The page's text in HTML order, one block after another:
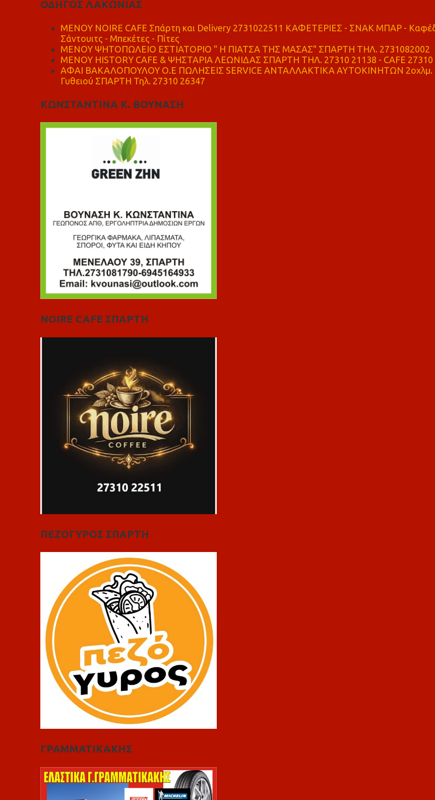
ΟΔΗΓΟΣ ΛΑΚΩΝΙΑΣ
MENOY NOIRE CAFE Σπάρτη και Delivery 2731022511 ΚΑΦΕΤΕΡΙΕΣ - ΣΝΑΚ ΜΠΑΡ -
Σάντουιτς - Μπεκέτες - Πίτες
ΜΕΝΟΥ ΨΗΤΟΠΩΛΕΙΟ ΕΣΤΙΑΤΟΡΙΟ " Η ΠΙΑΤΣΑ ΤΗΣ ΜΑΣΑΣ" ΣΠΑΡΤΗ ΤΗΛ. 2731082002
ΜΕΝΟΥ HISTORY CAFE & ΨΗΣΤΑΡΙΑ ΛΕΩΝΙΔΑΣ ΣΠΑΡΤΗ ΤΗΛ. 27310 21138 - CAFE 27310
ΑΦΑΙ ΒΑΚΑΛΟΠΟΥΛΟΥ Ο.Ε ΠΩΛΗΣΕΙΣ SERVICE ΑΝΤΑΛΛΑΚΤΙΚΑ ΑΥΤΟΚΙΝΗΤΩΝ 2οχλμ.
Γυθειού ΣΠΑΡΤΗ Τηλ. 27310 26347
ΚΩΝΣΤΑΝΤΙΝΑ Κ. ΒΟΥΝΑΣΗ
NOIRE CAFE ΣΠΑΡΤΗ
ΠΕΖΟΓΥΡΟΣ ΣΠΑΡΤΗ
ΓΡΑΜΜΑΤΙΚΑΚΗΣ